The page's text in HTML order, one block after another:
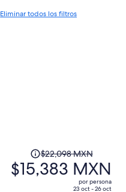
Eliminar todos los filtros
precio
era
$22,098 MXN
$15,383 MXN
por persona
23 oct - 26 oct